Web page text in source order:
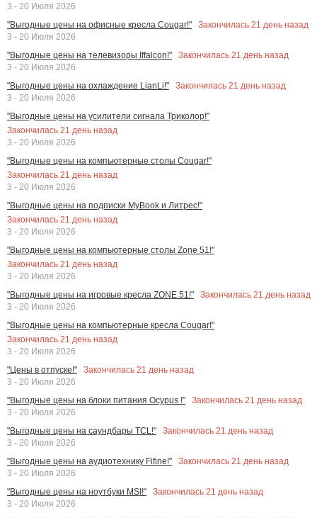
3 - 20 Июля 2026
"Выгодные цены на офисные кресла Cougar!"
Закончилась 21 день назад
3 - 20 Июля 2026
"Выгодные цены на телевизоры Iffalcon!"
Закончилась 21 день назад
3 - 20 Июля 2026
"Выгодные цены на охлаждение LianLi!"
Закончилась 21 день назад
3 - 20 Июля 2026
"Выгодные цены на усилители сигнала Триколор!"
Закончилась 21 день назад
3 - 20 Июля 2026
"Выгодные цены на компьютерные столы Cougar!"
Закончилась 21 день назад
3 - 20 Июля 2026
"Выгодные цены на подписки MyBook и Литрес!"
Закончилась 21 день назад
3 - 20 Июля 2026
"Выгодные цены на компьютерные столы Zone 51!"
Закончилась 21 день назад
3 - 20 Июля 2026
"Выгодные цены на игровые кресла ZONE 51!"
Закончилась 21 день назад
3 - 20 Июля 2026
"Выгодные цены на компьютерные кресла Cougar!"
Закончилась 21 день назад
3 - 20 Июля 2026
"Цены в отпуске!"
Закончилась 21 день назад
3 - 20 Июля 2026
"Выгодные цены на блоки питания Ocypus !"
Закончилась 21 день назад
3 - 20 Июля 2026
"Выгодные цены на саундбары TCL!"
Закончилась 21 день назад
3 - 20 Июля 2026
"Выгодные цены на аудиотехнику Fifine!"
Закончилась 21 день назад
3 - 20 Июля 2026
"Выгодные цены на ноутбуки MSI!"
Закончилась 21 день назад
3 - 20 Июля 2026